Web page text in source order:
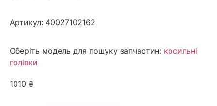
Артикул: 40027102162
Оберіть модель для пошуку запчастин: косильні
голівки
1010 ₴